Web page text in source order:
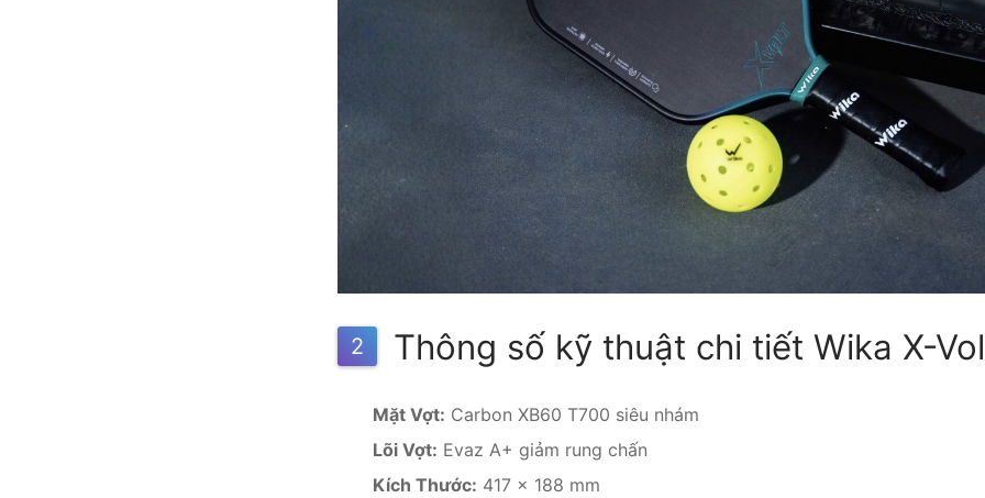
2 Thông số kỹ thuật chi tiết Wika X-
Mặt Vợt: Carbon XB60 T700 siêu nhám
Lõi Vợt: Evaz A+ giảm rung chấn
Kích Thước: 417 × 188 mm